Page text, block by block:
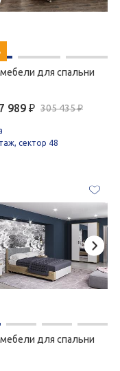
для спальни
989 ₽ 305 435 ₽
сектор 48
для спальни